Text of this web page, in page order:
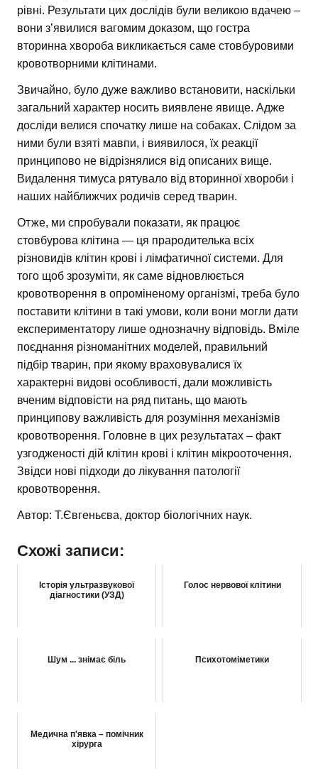
рівні. Результати цих дослідів були великою вдачею –
вони з’явилися вагомим доказом, що гостра
вторинна хвороба викликається саме стовбуровими
кровотворними клітинами.
Звичайно, було дуже важливо встановити, наскільки
загальний характер носить виявлене явище. Адже
досліди велися спочатку лише на собаках. Слідом за
ними були взяті мавпи, і виявилося, їх реакції
принципово не відрізнялися від описаних вище.
Видалення тимуса рятувало від вторинної хвороби і
наших найближчих родичів серед тварин.
Отже, ми спробували показати, як працює
стовбурова клітина — ця прародителька всіх
різновидів клітин крові і лімфатичної системи. Для
того щоб зрозуміти, як саме відновлюється
кровотворення в опроміненому організмі, треба було
поставити клітини в такі умови, коли вони могли дати
експериментатору лише однозначну відповідь. Вміле
поєднання різноманітних моделей, правильний
підбір тварин, при якому враховувалися їх
характерні видові особливості, дали можливість
вченим відповісти на ряд питань, що мають
принципову важливість для розуміння механізмів
кровотворення. Головне в цих результатах – факт
узгодженості дій клітин крові і клітин мікрооточення.
Звідси нові підходи до лікування патології
кровотворення.
Автор: Т.Євгеньєва, доктор біологічних наук.
Схожі записи:
Історія ультразвукової
діагностики (УЗД)
Голос нервової клітини
Шум ... знімає біль Психотоміметики
Медична п'явка – помічник
хірурга